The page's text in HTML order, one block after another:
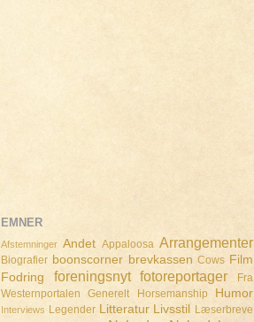
EMNER
Afstemninger Andet Appaloosa Arrangementer
Biografier boonscorner brevkassen Cows Film
Fodring
foreningsnyt fotoreportager
Fra
Westernportalen
Generelt Horsemanship Humor
Interviews Legender Litteratur Livsstil Læserbreve